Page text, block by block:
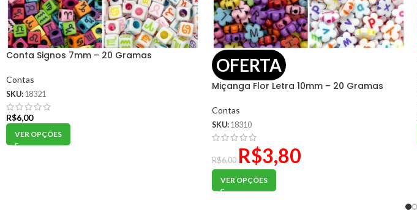
Conta Signos 7mm – 20 Gramas
Contas
SKU: 18321
R$6,00
VER OPÇÕES
OFERTA
Miçanga Flor Letra 10mm – 20 Gramas
Contas
SKU: 18310
R$6,00 R$3,80
VER OPÇÕES